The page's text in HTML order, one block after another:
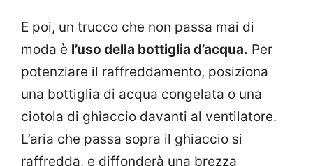
E poi, un trucco che non passa mai di
moda è l’uso della bottiglia d’acqua. Per
potenziare il raffreddamento, posiziona
una bottiglia di acqua congelata o una
ciotola di ghiaccio davanti al ventilatore.
L’aria che passa sopra il ghiaccio si
raffredda, e diffonderà una brezza